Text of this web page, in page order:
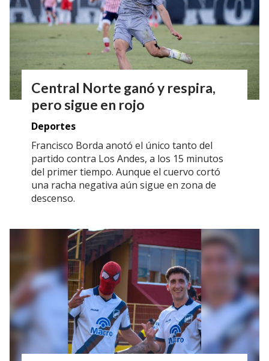
Central Norte ganó y respira,
pero sigue en rojo
Deportes
Francisco Borda anotó el único tanto del
partido contra Los Andes, a los 15 minutos
del primer tiempo. Aunque el cuervo cortó
una racha negativa aún sigue en zona de
descenso.